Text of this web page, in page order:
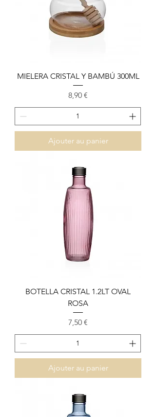
MIELERA CRISTAL Y BAMBÚ 300ML
Prix
8,90 €
Ajouter au panier
BOTELLA CRISTAL 1.2LT OVAL
ROSA
Prix
7,50 €
Ajouter au panier